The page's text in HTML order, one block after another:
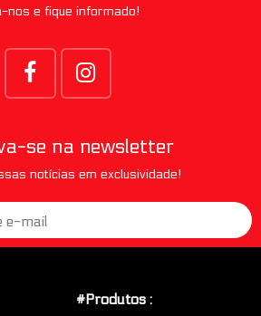
nos e fique informado!
se na newsletter
notícias em exclusividade!
#Produtos :